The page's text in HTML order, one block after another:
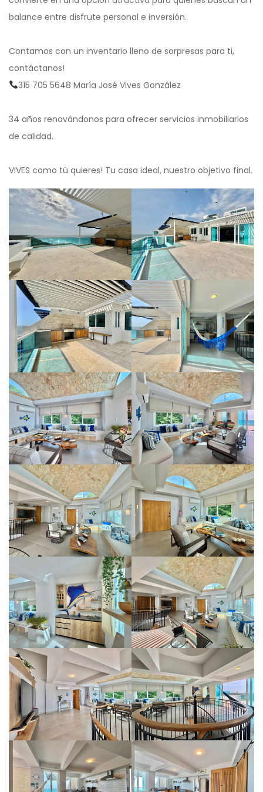
balance entre disfrute personal e inversión.
Contamos con un inventario lleno de sorpresas para ti,
contáctanos!
315 705 5648 María José Vives González
34 años renovándonos para ofrecer servicios inmobiliarios
de calidad.
VIVES como tú quieres! Tu casa ideal, nuestro objetivo final.